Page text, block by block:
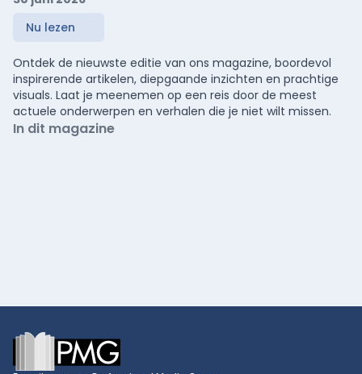
Nu lezen
Ontdek de nieuwste editie van ons magazine, boordevol
inspirerende artikelen, diepgaande inzichten en prachtige
visuals. Laat je meenemen op een reis door de meest
actuele onderwerpen en verhalen die je niet wilt missen.
In dit magazine
Footer